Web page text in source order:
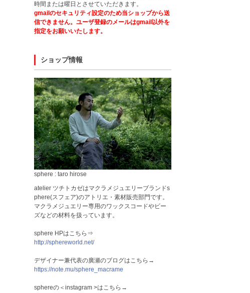
時間または曜日とさせていただきます。
gmailのセキュリティ設定のため当ショップから送
信できません。ユーザ登録のメールはgmail以外を
指定をお願いいたします。
ショップ情報
sphere : taro hirose
atelier ツチトカゼはマクラメジュエリーブランドs
phere(スフェア)のアトリエ・素材販売部門です。
マクラメジュエリー専用のワックスコードやビー
ズなどの材料を扱っています。
sphere HPはこちら⇒
http://sphereworld.net/
デザイナー兼代表の廣瀬のブログはこちら→
https://note.mu/sphere_macrame
sphereの＜instagram >はこちら→